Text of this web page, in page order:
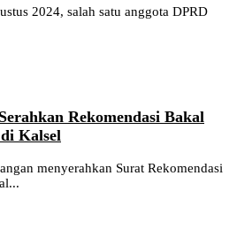
2024, salah satu anggota DPRD
Rekomendasi Bakal
Kalsel
menyerahkan Surat Rekomendasi